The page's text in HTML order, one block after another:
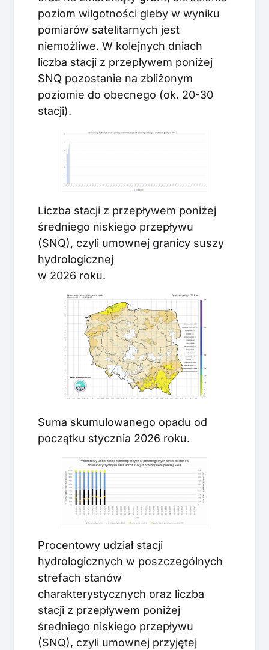
poziom wilgotności gleby w wyniku
pomiarów satelitarnych jest
niemożliwe. W kolejnych dniach
liczba stacji z przepływem poniżej
SNQ pozostanie na zbliżonym
poziomie do obecnego (ok. 20-30
stacji).
Liczba stacji z przepływem poniżej
średniego niskiego przepływu
(SNQ), czyli umownej granicy suszy
hydrologicznej
w 2026 roku.
Suma skumulowanego opadu od
początku stycznia 2026 roku.
Procentowy udział stacji
hydrologicznych w poszczególnych
strefach stanów
charakterystycznych oraz liczba
stacji z przepływem poniżej
średniego niskiego przepływu
(SNQ), czyli umownej przyjętej